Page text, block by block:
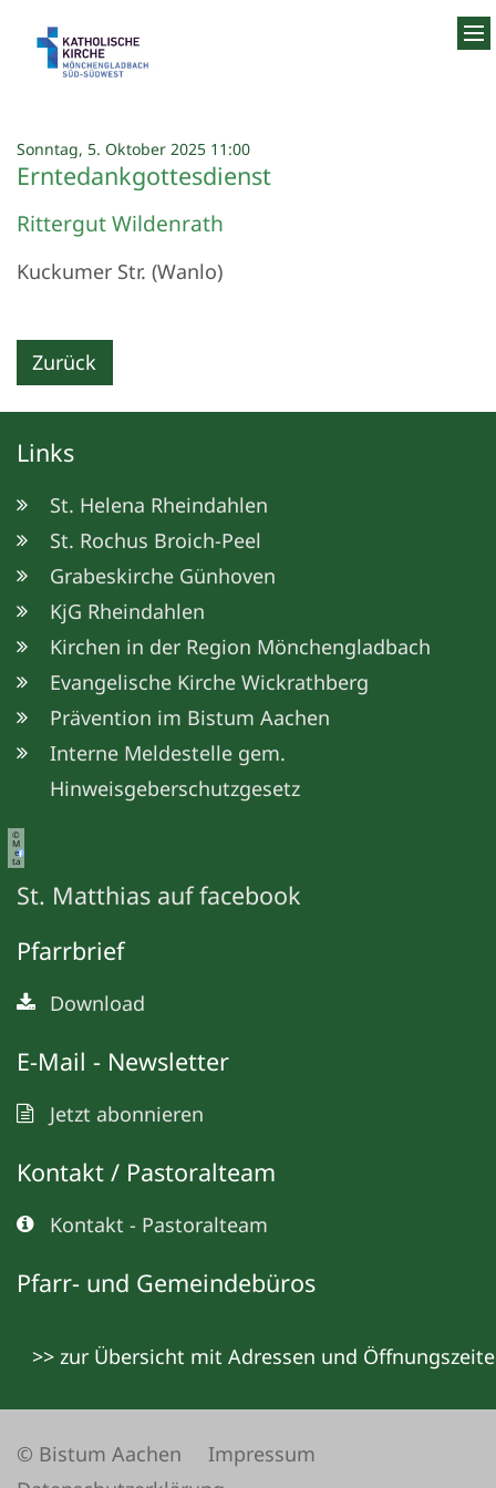
Sonntag, 5. Oktober 2025 11:00:
Erntedankgottesdienst
Rittergut Wildenrath
Kuckumer Str. (Wanlo)
Zurück
Links
St. Helena Rheindahlen
St. Rochus Broich-Peel
Grabeskirche Günhoven
KjG Rheindahlen
Kirchen in der Region Mönchengladbach
Evangelische Kirche Wickrathberg
Prävention im Bistum Aachen
Interne Meldestelle gem.
Hinweisgeberschutzgesetz
©
M
e
ta
St. Matthias auf facebook
Pfarrbrief
Download
E-Mail - Newsletter
Jetzt abonnieren
Kontakt / Pastoralteam
Kontakt - Pastoralteam
Pfarr- und Gemeindebüros
>> zur Übersicht mit Adressen und
© Bistum Aachen
Impressum